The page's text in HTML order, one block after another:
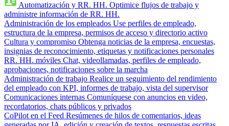
Automatización y RR. HH. Optimice flujos de trabajo y
administre información de RR. HH.
Administración de los empleados Use perfiles de empleado,
estructura de la empresa, permisos de acceso y directorio activo
Cultura y compromiso Obtenga noticias de la empresa, encuestas,
insignias de reconocimiento, etiquetas y notificaciones personales
RR. HH. móviles Chat, videollamadas, perfiles de empleado,
aprobaciones, notificaciones sobre la marcha
Administración de trabajo Realice un seguimiento del rendimiento
del empleado con KPI, informes de trabajo, vista del supervisor
Comunicaciones internas Comuníquese con anuncios en video,
recordatorios, chats públicos y privados
CoPilot en el Feed Resúmenes de hilos de comentarios, ideas